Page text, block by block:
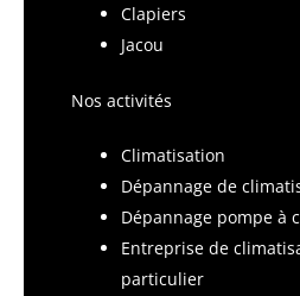
Clapiers
Jacou
Nos activités
Climatisation
Dépannage de
Dépannage pompe à
Entreprise de
particulier